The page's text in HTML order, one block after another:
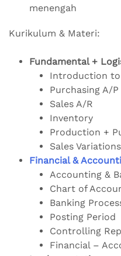
menengah
Kurikulum & Materi:
Fundamental +
Introduction to
Purchasing A/P
Sales A/R
Inventory
Production +
Sales
Financial &
Accounting &
Chart of
Banking
Posting Period
Controlling
Financial –